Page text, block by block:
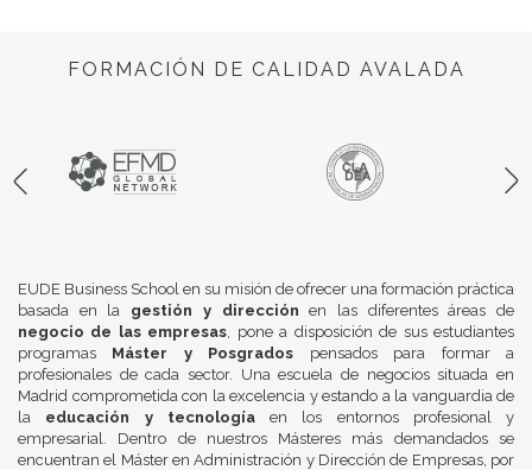
FORMACIÓN DE CALIDAD AVALADA
EUDE Business School en su misión de ofrecer una formación práctica
basada en la gestión y dirección en las diferentes áreas de
negocio de las empresas , pone a disposición de sus estudiantes
programas Máster y Posgrados pensados para formar a
profesionales de cada sector. Una escuela de negocios situada en
Madrid comprometida con la excelencia y estando a la vanguardia de
la educación y tecnologíaen los entornos profesional y
empresarial. Dentro de nuestros Másteres más demandados se
encuentran el Máster en Administración y Dirección de Empresas, por